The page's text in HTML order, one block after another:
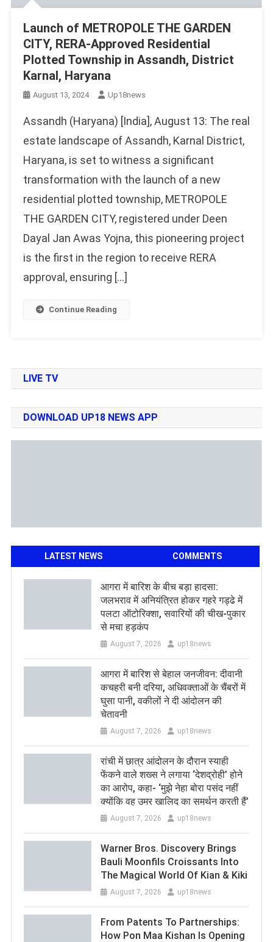
Launch of METROPOLE THE GARDEN
CITY, RERA-Approved Residential
Plotted Township in Assandh, District
Karnal, Haryana
August 13, 2024 Up18news
Assandh (Haryana) [India], August 13: The real
estate landscape of Assandh, Karnal District,
Haryana, is set to witness a significant
transformation with the launch of a new
residential plotted township, METROPOLE
THE GARDEN CITY, registered under Deen
Dayal Jan Awas Yojna, this pioneering project
is the first in the region to receive RERA
approval, ensuring […]
Continue Reading
LIVE TV
DOWNLOAD UP18 NEWS APP
LATEST NEWS COMMENTS
आगरा में बारिश के बीच बड़ा हादसा:
जलभराव में अनियंत्रित होकर गहरे गड्ढे में
पलटा ऑटोरिक्शा, सवारियों की चीख-पुकार
से मचा हड़कंप
August 7, 2026 up18news
आगरा में बारिश से बेहाल जनजीवन: दीवानी
कचहरी बनी दरिया, अधिवक्ताओं के चैंबरों में
घुसा पानी, वकीलों ने दी आंदोलन की
चेतावनी
August 7, 2026 up18news
रांची में छात्र आंदोलन के दौरान स्याही
फेंकने वाले शख्स ने लगाया ‘देशद्रोही’ होने
का आरोप, कहा- ‘मुझे नेहा बोरा पसंद नहीं
क्योंकि वह उमर खालिद का समर्थन करती हैं’
August 7, 2026 up18news
Warner Bros. Discovery Brings
Bauli Moonfils Croissants Into
The Magical World Of Kian & Kiki
August 7, 2026 up18news
From Patents To Partnerships:
How Pon Maa Kishan Is Opening